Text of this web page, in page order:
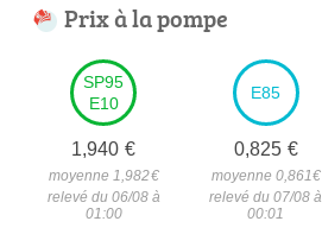
Prix à la pompe
SP95
E10
1,940 €
moyenne 1,982€
relevé du 06/08 à
01:00
E85
0,825 €
moyenne 0,861€
relevé du 07/08 à
00:01